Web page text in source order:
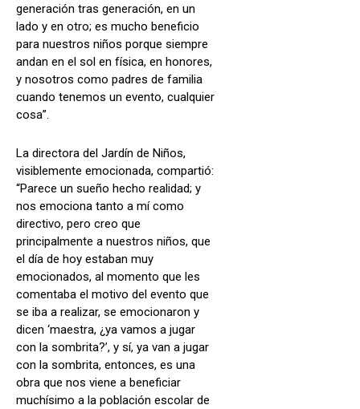
generación tras generación, en un
lado y en otro; es mucho beneficio
para nuestros niños porque siempre
andan en el sol en física, en honores,
y nosotros como padres de familia
cuando tenemos un evento, cualquier
cosa”.
La directora del Jardín de Niños,
visiblemente emocionada, compartió:
“Parece un sueño hecho realidad; y
nos emociona tanto a mí como
directivo, pero creo que
principalmente a nuestros niños, que
el día de hoy estaban muy
emocionados, al momento que les
comentaba el motivo del evento que
se iba a realizar, se emocionaron y
dicen ‘maestra, ¿ya vamos a jugar
con la sombrita?’, y sí, ya van a jugar
con la sombrita, entonces, es una
obra que nos viene a beneficiar
muchísimo a la población escolar de